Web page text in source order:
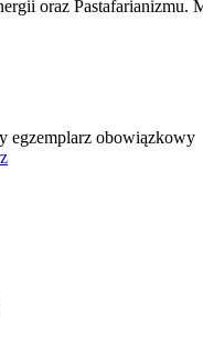
oraz Pastafarianizmu.
egzemplarz obowiązkowy